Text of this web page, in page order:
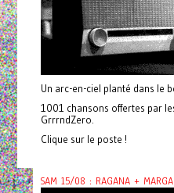
Un arc-en-ciel planté dans le
1001 chansons offertes par
GrrrndZero.
Clique sur le poste !
SAM 15/08 : RAGANA +